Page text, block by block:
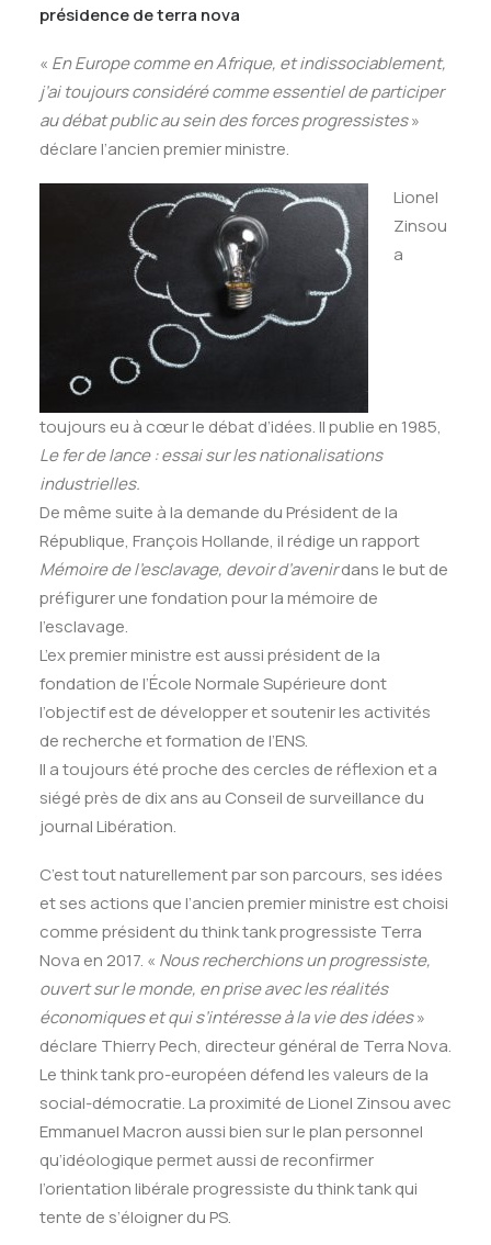
présidence de terra nova
« En Europe comme en Afrique, et indissociablement,
j’ai toujours considéré comme essentiel de participer
au débat public au sein des forces progressistes»
déclare l’ancien premier ministre.
Lionel
Zinsou
a
toujours eu à cœur le débat d’idées. Il publie en 1985,
Le fer de lance : essai sur les nationalisations
industrielles.
De même suite à la demande du Président de la
République, François Hollande, il rédige un rapport
Mémoire de l’esclavage, devoir d’avenirdans le but de
préfigurer une fondation pour la mémoire de
l’esclavage.
L’ex premier ministre est aussi président de la
fondation de l’École Normale Supérieure dont
l’objectif est de développer et soutenir les activités
de recherche et formation de l’ENS.
Il a toujours été proche des cercles de réflexion et a
siégé près de dix ans au Conseil de surveillance du
journal Libération.
C’est tout naturellement par son parcours, ses idées
et ses actions que l’ancien premier ministre est choisi
comme président du think tank progressiste Terra
Nova en 2017. « Nous recherchions un progressiste,
ouvert sur le monde, en prise avec les réalités
économiques et qui s’intéresse à la vie des idées»
déclare Thierry Pech, directeur général de Terra Nova.
Le think tank pro-européen défend les valeurs de la
social-démocratie. La proximité de Lionel Zinsou avec
Emmanuel Macron aussi bien sur le plan personnel
qu’idéologique permet aussi de reconfirmer
l’orientation libérale progressiste du think tank qui
tente de s’éloigner du PS.